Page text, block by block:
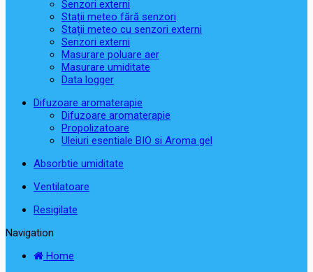
Senzori externi
Stații meteo fără senzori
Stații meteo cu senzori externi
Senzori externi
Masurare poluare aer
Masurare umiditate
Data logger
Difuzoare aromaterapie
Difuzoare aromaterapie
Propolizatoare
Uleiuri esentiale BIO si Aroma gel
Absorbtie umiditate
Ventilatoare
Resigilate
Navigation
Home